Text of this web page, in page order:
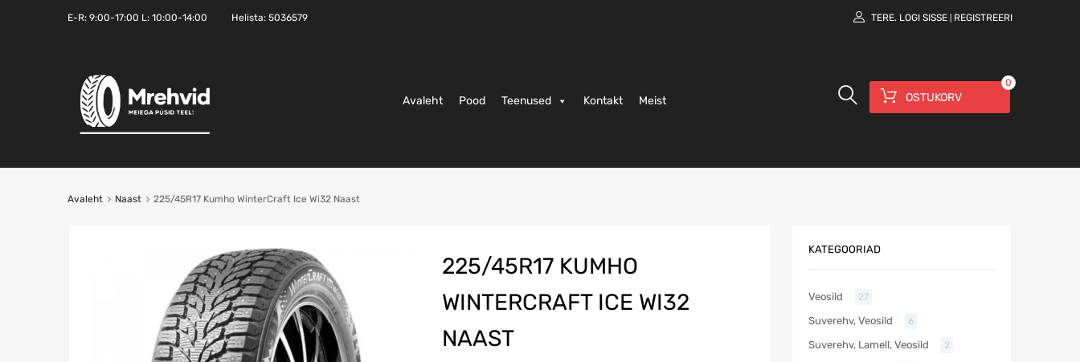
E-R: 9:00-17:00 L: 10:00-14:00 Helista: 5036579 TERE. LOGI SISSE REGISTREERI
OSTUKORV
0
Avaleht Pood Teenused Kontakt Meist
Avaleht Naast 225/45R17 Kumho WinterCraft Ice Wi32 Naast
225/45R17 KUMHO
WINTERCRAFT ICE WI32
NAAST
KATEGOORIAD
Veosild 27
Suverehv, Veosild 6
Suverehv, Lamell, Veosild 2